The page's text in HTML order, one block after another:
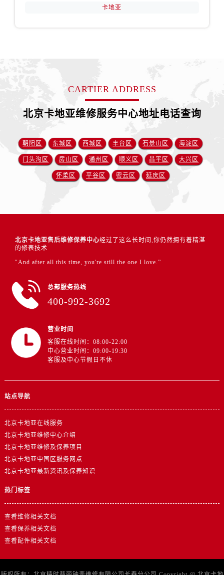
卡地亚
CARTIER ADDRESS
北京卡地亚维修服务中心地址电话查询
朝阳区 东城区 西城区 丰台区 石景山区 海淀区
门头沟区 房山区 通州区 顺义区 昌平区 大兴区
怀柔区 平谷区 密云区 延庆区
北京卡地亚售后维修保养中心经过了这么长时间,你仍然拥有着精湛
的修表技术
"And after all this time, you're still the one I love.”
总部服务热线
400-992-3692
营业时间
客服在线时间：08:00-22:00
中心营业时间：09:00-19:30
客服及中心节假日不休
站点导航
北京卡地亚在线服务
北京卡地亚维修中心介绍
北京卡地亚维修及保养项目
北京卡地亚中国区服务网点
北京卡地亚最新资讯及保养知识
热门标签
查看维修相关文档
查看保养相关文档
查看配件相关文档